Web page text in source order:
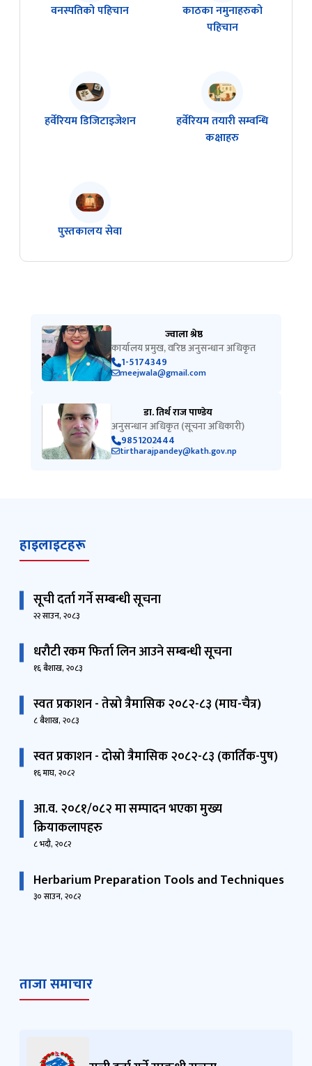
वनस्पतिको पहिचान
काठका नमुनाहरुको
पहिचान
हर्वेरियम डिजिटाइजेशन
हर्वेरियम तयारी सम्वन्धि
कक्षाहरु
पुस्तकालय सेवा
ज्वाला श्रेष्ठ
कार्यालय प्रमुख, वरिष्ठ अनुसन्धान अधिकृत
1-5174349
meejwala@gmail.com
डा. तिर्थ राज पाण्डेय
अनुसन्धान अधिकृत (सूचना अधिकारी)
9851202444
tirtharajpandey@kath.gov.np
हाइलाइटहरू
सूची दर्ता गर्ने सम्बन्धी सूचना
२२ साउन, २०८३
धरौटी रकम फिर्ता लिन आउने सम्बन्धी सूचना
१६ बैशाख, २०८३
स्वत प्रकाशन - तेस्रो त्रैमासिक २०८२-८३ (माघ-चैत्र)
८ बैशाख, २०८३
स्वत प्रकाशन - दोस्रो त्रैमासिक २०८२-८३ (कार्तिक-पुष)
१६ माघ, २०८२
आ.व. २०८१/०८२ मा सम्पादन भएका मुख्य
क्रियाकलापहरु
८ भदौ, २०८२
Herbarium Preparation Tools and Techniques
३० साउन, २०८२
ताजा समाचार